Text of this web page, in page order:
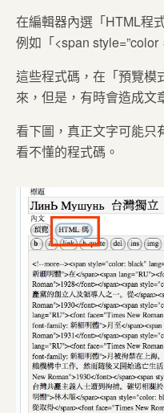
在編輯器內選「HTML程
例如「<span style=”color
這些程式碼，在「預覽模
來，但是，有時會造成文
看下圖，真正文字可能只
看不懂的程式碼。